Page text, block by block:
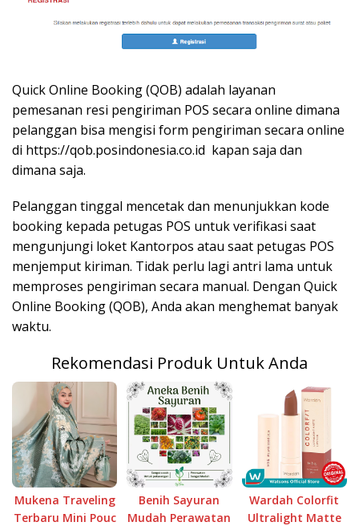
Quick Online Booking (QOB) adalah layanan
pemesanan resi pengiriman POS secara online dimana
pelanggan bisa mengisi form pengiriman secara online
di https://qob.posindonesia.co.id kapan saja dan
dimana saja.
Pelanggan tinggal mencetak dan menunjukkan kode
booking kepada petugas POS untuk verifikasi saat
mengunjungi loket Kantorpos atau saat petugas POS
menjemput kiriman. Tidak perlu lagi antri lama untuk
memproses pengiriman secara manual. Dengan Quick
Online Booking (QOB), Anda akan menghemat banyak
waktu.
Rekomendasi Produk Untuk Anda
Mukena Traveling
Terbaru Mini Pouc
Benih Sayuran
Mudah Perawatan
Wardah Colorfit
Ultralight Matte